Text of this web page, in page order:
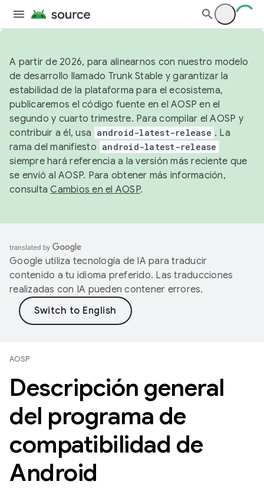
A partir de 2026, para alinearnos con nuestro modelo
de desarrollo llamado Trunk Stable y garantizar la
estabilidad de la plataforma para el ecosistema,
publicaremos el código fuente en el AOSP en el
segundo y cuarto trimestre. Para compilar el AOSP y
contribuir a él, usa android-latest-release . La
rama del manifiesto android-latest-release
siempre hará referencia a la versión más reciente que
se envió al AOSP. Para obtener más información,
consultaCambios en el AOSP.
Google utiliza tecnología de IA para traducir
contenido a tu idioma preferido. Las traducciones
realizadas con IA pueden contener errores.
AOSP
Descripción general
del programa de
compatibilidad de
Android